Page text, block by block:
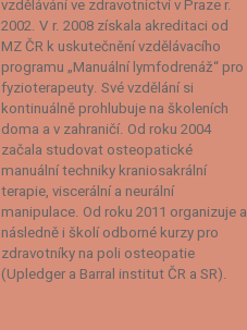
vzdělávání ve zdravotnictví v Praze r.
2002. V r. 2008 získala akreditaci od
MZ ČR k uskutečnění vzdělávacího
programu „Manuální lymfodrenáž“ pro
fyzioterapeuty. Své vzdělání si
kontinuálně prohlubuje na školeních
doma a v zahraničí. Od roku 2004
začala studovat osteopatické
manuální techniky kraniosakrální
terapie, viscerální a neurální
manipulace. Od roku 2011 organizuje a
následně i školí odborné kurzy pro
zdravotníky na poli osteopatie
(Upledger a Barral institut ČR a SR).